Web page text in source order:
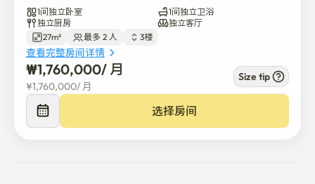
信息。😇
✔️建筑物及室内禁止吸烟和宠物一起入室✋️
✔️因为是短期租赁，所以停留期间要亲自打扫、洗碗、处
理食物垃圾、分类回收。🙏
✔️不可进行迁入申报
✔️短期租赁规定提供毛巾×
🚘交通
1间独立卧室
1间独立卫浴
独立厨房
独立客厅
27m²
最多 2 人 3楼
查看完整房间详情
₩1,760,000/ 月
¥1,760,000/ 月
Size tip
选择房间